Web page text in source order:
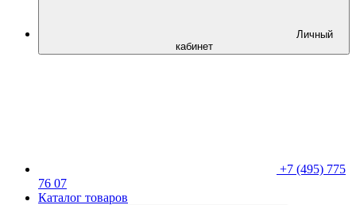
Личный
кабинет
+7 (495) 775
76 07
Каталог товаров